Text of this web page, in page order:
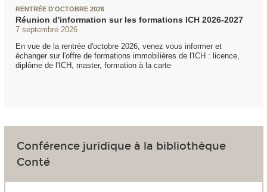
RENTRÉE D'OCTOBRE 2026
Réunion d'information sur les formations ICH 2026-2027
7 septembre 2026
En vue de la rentrée d'octobre 2026, venez vous informer et
échanger sur l'offre de formations immobilières de l'ICH : licence,
diplôme de l'ICH, master, formation à la carte
Conférence juridique à la bibliothèque
Conté